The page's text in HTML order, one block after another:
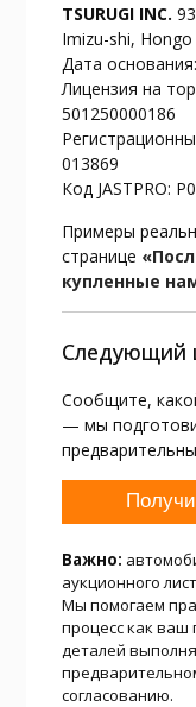
TSURUGI INC.
Imizu-shi,
Дата
Лицензия на
501250000186
013869
Код JASTPRO:
Примеры
странице
купленные
Следующий
Сообщите,
— мы
Важно:
аукционного
Мы помогаем
процесс как ваш
деталей
согласованию.